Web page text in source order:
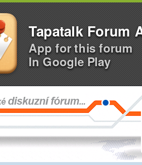
Tapatalk Forum
App for this forum
In Google Play